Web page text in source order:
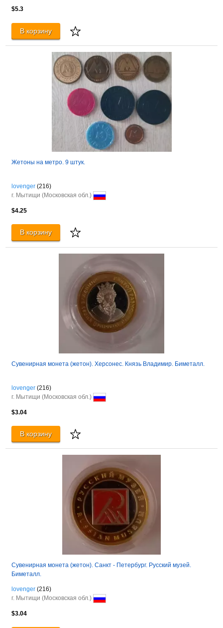
$5.3
В корзину
Жетоны на метро. 9 штук.
lovenger (216)
г. Мытищи (Московская обл.)
$4.25
В корзину
Сувенирная монета (жетон). Херсонес. Князь Владимир. Биметалл.
lovenger (216)
г. Мытищи (Московская обл.)
$3.04
В корзину
Сувенирная монета (жетон). Санкт - Петербург. Русский музей.
Биметалл.
lovenger (216)
г. Мытищи (Московская обл.)
$3.04